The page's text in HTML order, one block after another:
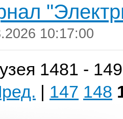
10:17:00
1481 -
| 147 148